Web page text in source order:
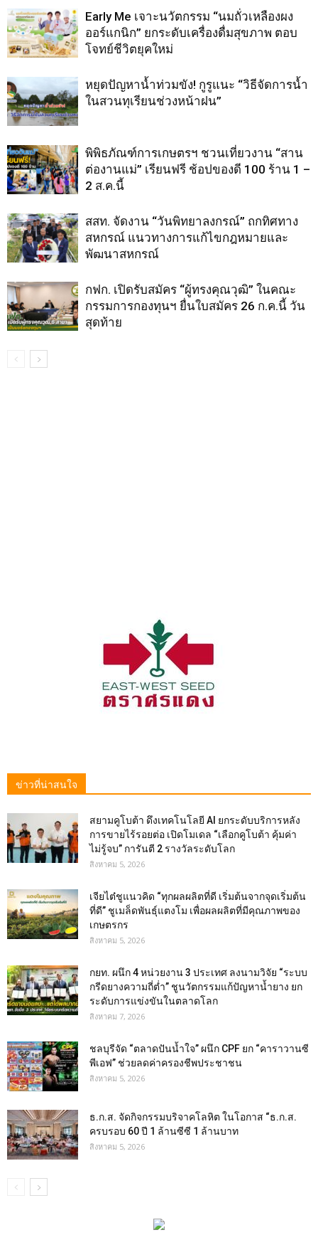
Early Me เจาะนวัตกรรม “นมถั่วเหลืองผง
ออร์แกนิก” ยกระดับเครื่องดื่มสุขภาพ ตอบ
โจทย์ชีวิตยุคใหม่
หยุดปัญหาน้ำท่วมขัง! กูรูแนะ “วิธีจัดการน้ำ
ในสวนทุเรียนช่วงหน้าฝน”
พิพิธภัณฑ์การเกษตรฯ ชวนเที่ยวงาน “สาน
ต่องานแม่” เรียนฟรี ช้อปของดี 100 ร้าน 1 –
2 ส.ค.นี้
สสท. จัดงาน “วันพิทยาลงกรณ์” ถกทิศทาง
สหกรณ์ แนวทางการแก้ไขกฎหมายและ
พัฒนาสหกรณ์
กฟก. เปิดรับสมัคร “ผู้ทรงคุณวุฒิ” ในคณะ
กรรมการกองทุนฯ ยื่นใบสมัคร 26 ก.ค.นี้ วัน
สุดท้าย
ข่าวที่น่าสนใจ
สยามคูโบต้า ดึงเทคโนโลยี AI ยกระดับบริการหลัง
การขายไร้รอยต่อ เปิดโมเดล “เลือกคูโบต้า คุ้มค่า
ไม่รู้จบ” การันตี 2 รางวัลระดับโลก
สิงหาคม 5, 2026
เจียไต๋ชูแนวคิด “ทุกผลผลิตที่ดี เริ่มต้นจากจุดเริ่มต้น
ที่ดี” ชูเมล็ดพันธุ์แตงโม เพื่อผลผลิตที่มีคุณภาพของ
เกษตรกร
สิงหาคม 5, 2026
กยท. ผนึก 4 หน่วยงาน 3 ประเทศ ลงนามวิจัย “ระบบ
กรีดยางความถี่ต่ำ” ชูนวัตกรรมแก้ปัญหาน้ำยาง ยก
ระดับการแข่งขันในตลาดโลก
สิงหาคม 7, 2026
ชลบุรีจัด “ตลาดปันน้ำใจ” ผนึก CPF ยก “คาราวานซี
พีเอฟ” ช่วยลดค่าครองชีพประชาชน
สิงหาคม 5, 2026
ธ.ก.ส. จัดกิจกรรมบริจาคโลหิต ในโอกาส “ธ.ก.ส.
ครบรอบ 60 ปี 1 ล้านซีซี 1 ล้านบาท
สิงหาคม 5, 2026